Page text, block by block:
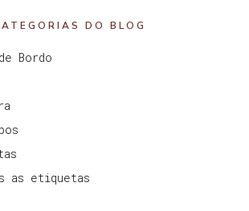
DO BLOG
Bordo
as etiquetas